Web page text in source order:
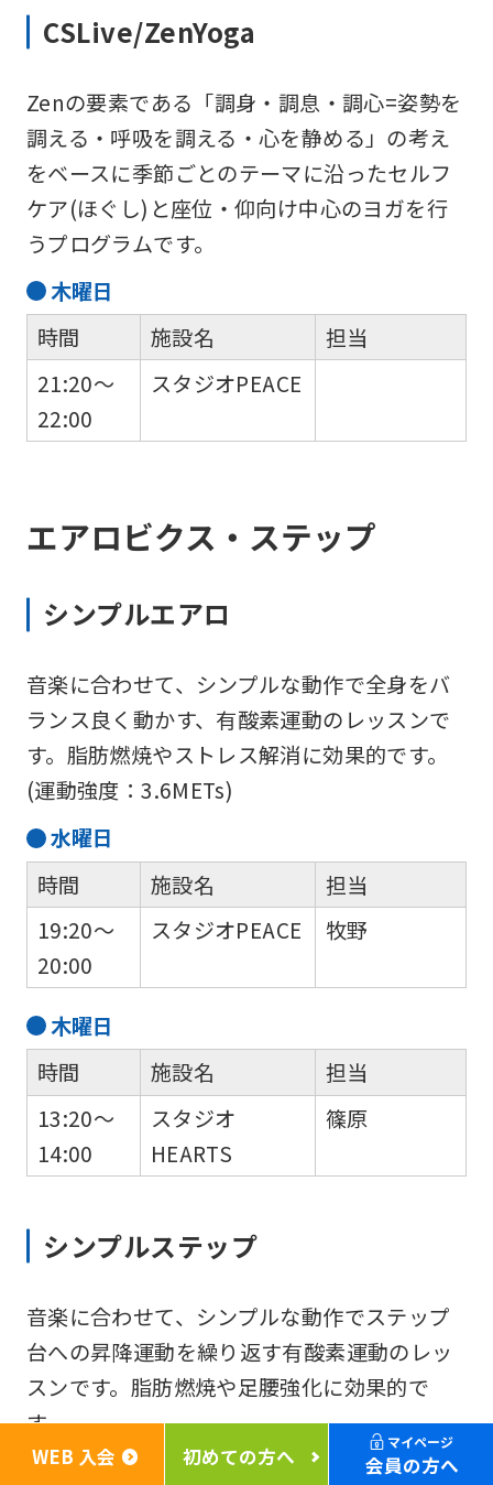
CSLive/ZenYoga
Zenの要素である「調身・調息・調心=姿勢を
調える・呼吸を調える・心を静める」の考え
をベースに季節ごとのテーマに沿ったセルフ
ケア(ほぐし)と座位・仰向け中心のヨガを行
うプログラムです。
木曜日
時間
21:20～
22:00
施設名
スタジオPEACE
担当
エアロビクス・ステップ
シンプルエアロ
音楽に合わせて、シンプルな動作で全身をバ
ランス良く動かす、有酸素運動のレッスンで
す。脂肪燃焼やストレス解消に効果的です。
(運動強度：3.6METs)
水曜日
時間
19:20～
20:00
施設名
スタジオPEACE
担当
牧野
木曜日
時間
13:20～
14:00
施設名
スタジオ
HEARTS
担当
篠原
シンプルステップ
音楽に合わせて、シンプルな動作でステップ
台への昇降運動を繰り返す有酸素運動のレッ
スンです。脂肪燃焼や足腰強化に効果的で
す。
日曜日
WEB 入会 初めての方へ
マイページ
会員の方へ